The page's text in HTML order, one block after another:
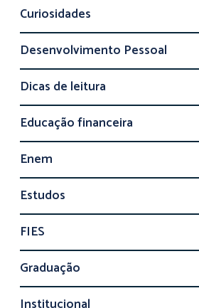
Curiosidades
Desenvolvimento Pessoal
Dicas de leitura
Educação financeira
Enem
Estudos
FIES
Graduação